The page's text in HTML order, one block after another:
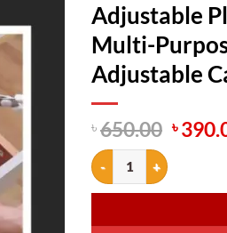
Adjustable
Multi-
Adjustable
৳650.00
৳
৳
Adjustable Plastic Grid